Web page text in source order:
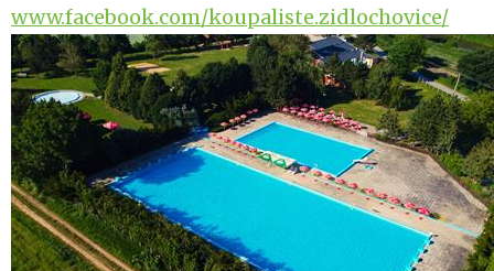
www.facebook.com/koupaliste.zidlochovice/